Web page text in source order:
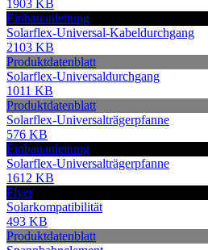
1903 KB
Einbauanleitung
Solarflex-Universal-Kabeldurchgang
2103 KB
Produktdatenblatt
Solarflex-Universaldurchgang
1011 KB
Produktdatenblatt
Solarflex-Universalträgerpfanne
576 KB
Einbauanleitung
Solarflex-Universalträgerpfanne
1612 KB
Flyer
Solarkompatibilität
493 KB
Produktdatenblatt